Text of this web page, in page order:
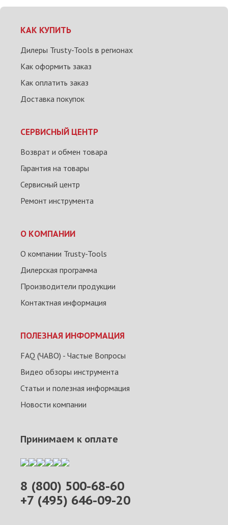
КАК КУПИТЬ
Дилеры Trusty-Tools в регионах
Как оформить заказ
Как оплатить заказ
Доставка покупок
СЕРВИСНЫЙ ЦЕНТР
Возврат и обмен товара
Гарантия на товары
Сервисный центр
Ремонт инструмента
О КОМПАНИИ
О компании Trusty-Tools
Дилерская программа
Производители продукции
Контактная информация
ПОЛЕЗНАЯ ИНФОРМАЦИЯ
FAQ (ЧАВО) - Частые Вопросы
Видео обзоры инструмента
Статьи и полезная информация
Новости компании
8 (800) 500-68-60
+7 (495) 646-09-20
Принимаем к оплате